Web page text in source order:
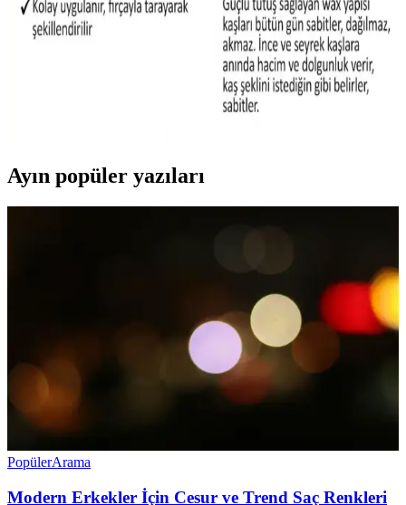
Arifoğlu Siyah Kaş Şekillendirici Wax: Doğal ve
Güçlendirici Kaş Bakım Ürünü
Arifoğlu Siyah Kaş Şekillendirici Wax, bitkisel yağlar içerir, doğal
görünüm sağlar ve uzun süre kalıcılık sunar. Günlük bakımda pratik
Ayın popüler yazıları
PopülerArama
Modern Erkekler İçin Cesur ve Trend Saç Renkleri